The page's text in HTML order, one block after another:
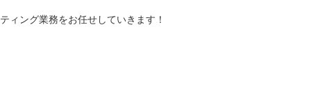
ィング業務をお任せしていきます！